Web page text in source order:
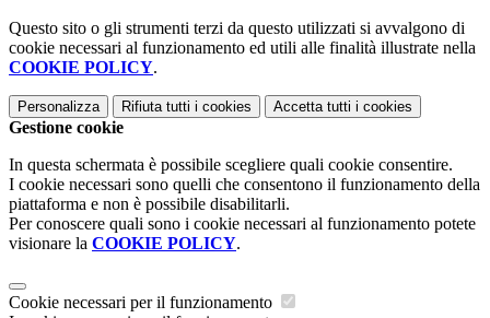
Questo sito o gli strumenti terzi da questo utilizzati si avvalgono di
cookie necessari al funzionamento ed utili alle finalità illustrate nella
COOKIE POLICY.
Personalizza Rifiuta tutti i cookies Accetta tutti i cookies
Gestione cookie
In questa schermata è possibile scegliere quali cookie consentire.
I cookie necessari sono quelli che consentono il funzionamento della
piattaforma e non è possibile disabilitarli.
Per conoscere quali sono i cookie necessari al funzionamento potete
visionare la COOKIE POLICY.
Cookie necessari per il funzionamento